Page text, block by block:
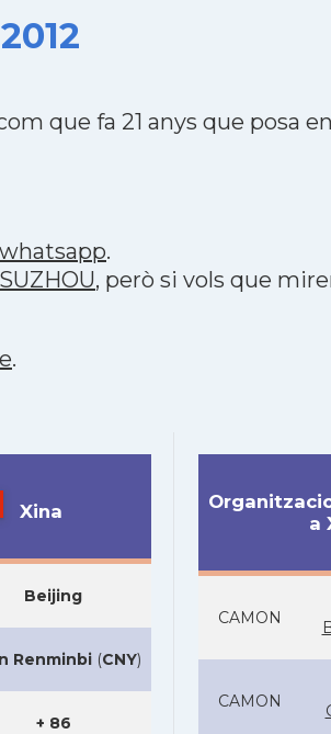
que fa 21 anys que posa
whatsapp.
, però si vols que
.
Xina
Beijing
Renminbi(CNY)
+ 86
a
CAMON
CAMON